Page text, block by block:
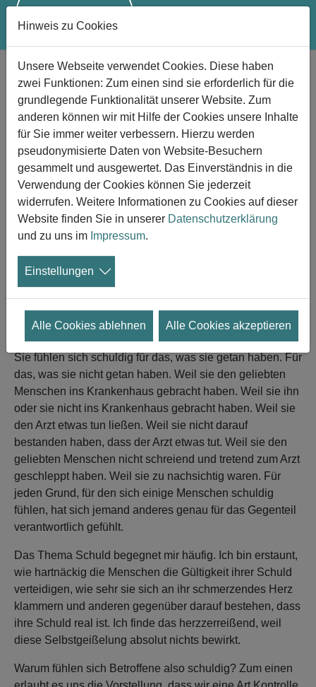
Schuldgefühle in der Trauer
loslassen
Bericht einer Betroffenen
26.06.2023
Sophia Dembling hat vor drei Jahren ihren
Mann Tom verloren. Seitdem hat sie viele
hören. Genug, um zu wissen, dass sich zahlreiche
Person mit dem Gefühl der Schuld herumschlagen. Im
www.psychologytoday.com auf Englisch veröffentlichten
Bericht in deutscher Sprache wieder:
Sie fühlen sich schuldig für das, was sie getan haben. Für
das, was sie nicht getan haben. Weil sie den geliebten
Menschen ins Krankenhaus gebracht haben. Weil sie ihn
oder sie nicht ins Krankenhaus gebracht haben. Weil sie
den Arzt etwas tun ließen. Weil sie nicht darauf
bestanden haben, dass der Arzt etwas tut. Weil sie den
geliebten Menschen nicht schreiend und tretend zum Arzt
geschleppt haben. Weil sie zu nachsichtig waren. Für
jeden Grund, für den sich einige Menschen schuldig
fühlen, hat sich jemand anderes genau für das Gegenteil
verantwortlich gefühlt.
Das Thema Schuld begegnet mir häufig. Ich bin erstaunt,
wie hartnäckig die Menschen die Gültigkeit ihrer Schuld
verteidigen, wie sehr sie sich an ihr schmerzendes Herz
klammern und anderen gegenüber darauf bestehen, dass
ihre Schuld real ist. Ich finde das herzzerreißend, weil
diese Selbstgeißelung absolut nichts bewirkt.
Warum fühlen sich Betroffene also schuldig? Zum einen
Hinweis zu Cookies
Unsere Webseite verwendet Cookies. Diese haben
zwei Funktionen: Zum einen sind sie erforderlich für die
grundlegende Funktionalität unserer Website. Zum
anderen können wir mit Hilfe der Cookies unsere Inhalte
für Sie immer weiter verbessern. Hierzu werden
pseudonymisierte Daten von Website-Besuchern
gesammelt und ausgewertet. Das Einverständnis in die
Verwendung der Cookies können Sie jederzeit
widerrufen. Weitere Informationen zu Cookies auf dieser
Website finden Sie in unserer Datenschutzerklärung
und zu uns im Impressum.
Einstellungen
Alle Cookies ablehnen Alle Cookies akzeptieren